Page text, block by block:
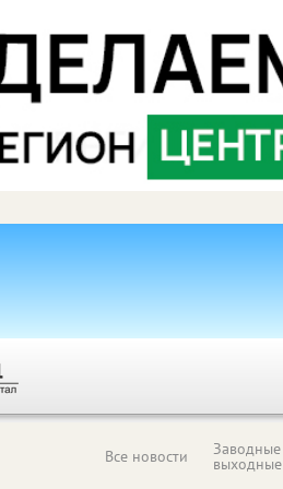
Все новости Заводные
выходные